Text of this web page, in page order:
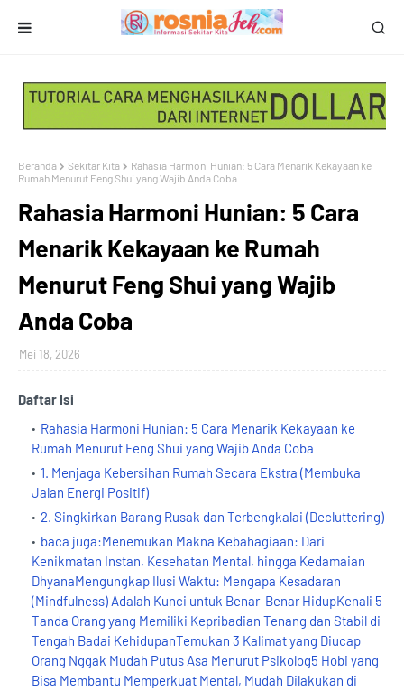
Beranda Sekitar Kita
Rahasia Harmoni Hunian: 5 Cara Menarik Kekayaan ke
Rumah Menurut Feng Shui yang Wajib Anda Coba
Rahasia Harmoni Hunian: 5 Cara
Menarik Kekayaan ke Rumah
Menurut Feng Shui yang Wajib
Anda Coba
Mei 18, 2026
Daftar Isi
Rahasia Harmoni Hunian: 5 Cara Menarik Kekayaan ke
Rumah Menurut Feng Shui yang Wajib Anda Coba
1. Menjaga Kebersihan Rumah Secara Ekstra (Membuka
Jalan Energi Positif)
2. Singkirkan Barang Rusak dan Terbengkalai (Decluttering)
baca juga:Menemukan Makna Kebahagiaan: Dari
Kenikmatan Instan, Kesehatan Mental, hingga Kedamaian
DhyanaMengungkap Ilusi Waktu: Mengapa Kesadaran
(Mindfulness) Adalah Kunci untuk Benar-Benar HidupKenali 5
Tanda Orang yang Memiliki Kepribadian Tenang dan Stabil di
Tengah Badai KehidupanTemukan 3 Kalimat yang Diucap
Orang Nggak Mudah Putus Asa Menurut Psikolog5 Hobi yang
Bisa Membantu Memperkuat Mental, Mudah Dilakukan di